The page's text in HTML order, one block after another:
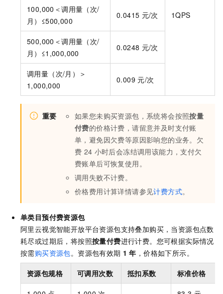
1QPS
100,000＜调用量（次/
月）≤500,000
0.0415 元/次
500,000＜调用量（次/
月）≤1,000,000
0.0248 元/次
调用量（次/月）＞
1,000,000
0.009 元/次
重要 如果您未购买资源包，系统将会按照按量
付费的价格计费，请留意并及时支付账
单，避免因欠费等原因影响您的业务。欠
费 24 小时后会冻结调用该能力，支付欠
费账单后可恢复使用。
调用失败不计费。
价格费用计算详情请参见计费方式。
单类目预付费资源包
阿里云视觉智能开放平台资源包支持叠加购买，当资源包点数
耗尽或过期后，将按照按量付费进行计费。您可根据实际情况
按需购买资源包。资源包有效期 1 年 ，价格如下所示。
资源包规格 可调用次数 抵扣系数 标准价格